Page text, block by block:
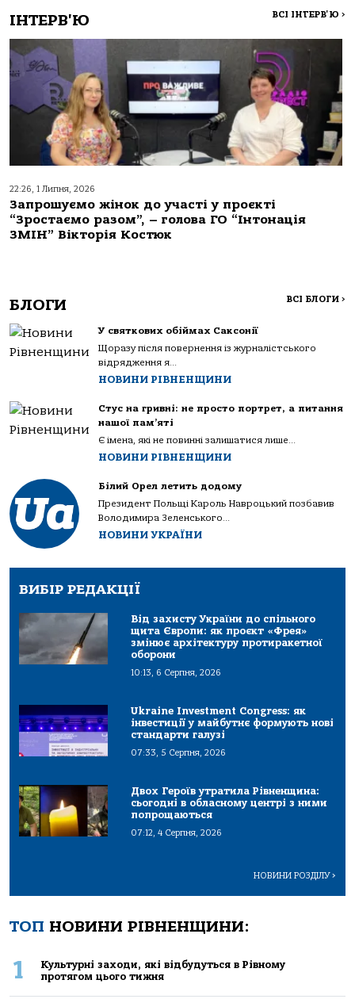
ІНТЕРВ'Ю ВСІ ІНТЕРВ'Ю >
22:26, 1 Липня, 2026
Запрошуємо жінок до участі у проєкті
“Зростаємо разом”, – голова ГО “Інтонація
ЗМІН” Вікторія Костюк
БЛОГИ ВСІ БЛОГИ >
У святкових обіймах Саксонії
Щоразу після повернення із журналістського
відрядження я...
НОВИНИ РІВНЕНЩИНИ
Стус на гривні: не просто портрет, а питання
нашої пам’яті
Є імена, які не повинні залишатися лише...
НОВИНИ РІВНЕНЩИНИ
Білий Орел летить додому
Президент Польщі Кароль Навроцький позбавив
Володимира Зеленського...
НОВИНИ УКРАЇНИ
ВИБІР РЕДАКЦІЇ
Від захисту України до спільного
щита Європи: як проєкт «Фрея»
змінює архітектуру протиракетної
оборони
10:13, 6 Серпня, 2026
Ukraine Investment Congress: як
інвестиції у майбутнє формують нові
стандарти галузі
07:33, 5 Серпня, 2026
Двох Героїв утратила Рівненщина:
сьогодні в обласному центрі з ними
попрощаються
07:12, 4 Серпня, 2026
НОВИНИ РОЗДІЛУ>
ТОП НОВИНИ РІВНЕНЩИНИ:
1
Культурні заходи, які відбудуться в Рівному
протягом цього тижня